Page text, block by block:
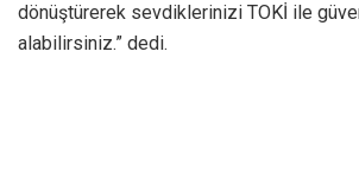
dönüştürerek sevdiklerinizi TOKİ ile
alabilirsiniz.” dedi.